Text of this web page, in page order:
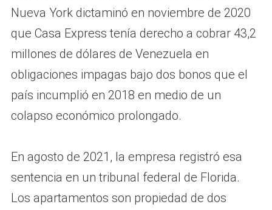
Nueva York dictaminó en noviembre de 2020
que Casa Express tenía derecho a cobrar 43,2
millones de dólares de Venezuela en
obligaciones impagas bajo dos bonos que el
país incumplió en 2018 en medio de un
colapso económico prolongado.
En agosto de 2021, la empresa registró esa
sentencia en un tribunal federal de Florida.
Los apartamentos son propiedad de dos